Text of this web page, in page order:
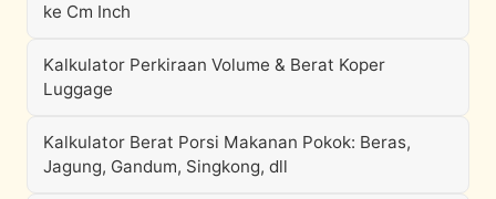
ke Cm Inch
Kalkulator Perkiraan Volume & Berat Koper
Luggage
Kalkulator Berat Porsi Makanan Pokok: Beras,
Jagung, Gandum, Singkong, dll